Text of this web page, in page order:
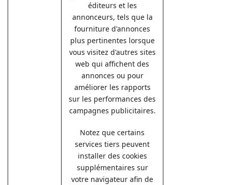
éditeurs et les
annonceurs, tels que la
fourniture d'annonces
plus pertinentes lorsque
vous visitez d'autres sites
web qui affichent des
annonces ou pour
améliorer les rapports
sur les performances des
campagnes publicitaires.
Notez que certains
services tiers peuvent
installer des cookies
supplémentaires sur
votre navigateur afin de